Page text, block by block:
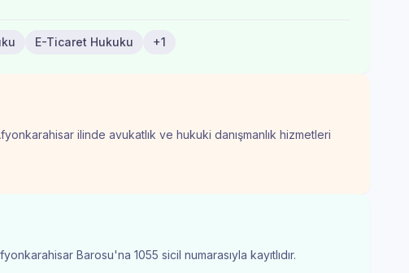
E-Ticaret Hukuku +1
ilinde avukatlık ve hukuki danışmanlık hizmetleri
Barosu'na 1055 sicil numarasıyla kayıtlıdır.